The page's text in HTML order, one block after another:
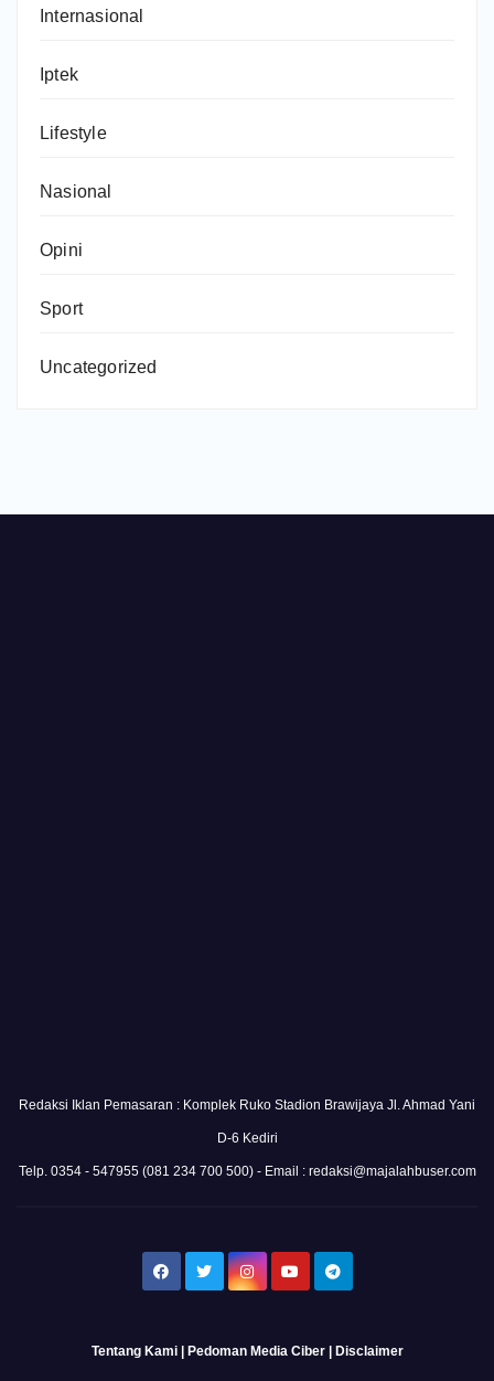
Internasional
Iptek
Lifestyle
Nasional
Opini
Sport
Uncategorized
Redaksi Iklan Pemasaran : Komplek Ruko Stadion Brawijaya Jl. Ahmad Yani
D-6 Kediri
Telp. 0354 - 547955 (081 234 700 500) - Email : redaksi@majalahbuser.com
Tentang Kami| Pedoman Media Ciber| Disclaimer